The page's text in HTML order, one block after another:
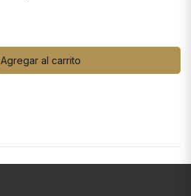
Agregar al carrito